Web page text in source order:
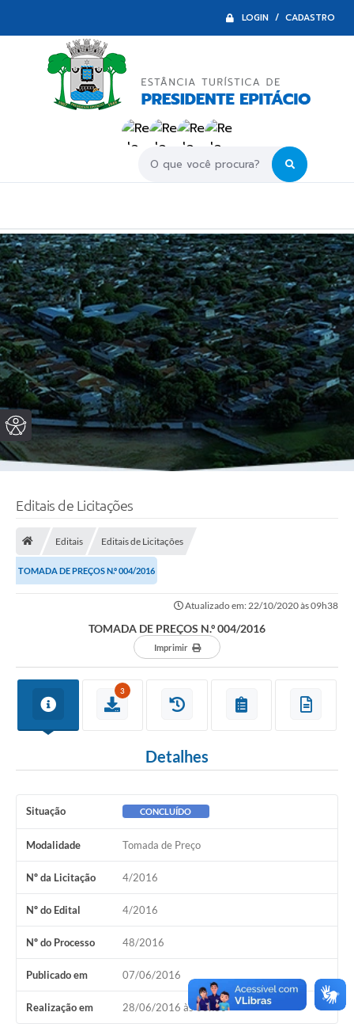
LOGIN / CADASTRO
Editais de Licitações
Editais Editais de Licitações
TOMADA DE PREÇOS N.º 004/2016
Atualizado em: 22/10/2020 às 09h38
TOMADA DE PREÇOS N.º 004/2016
Imprimir
3
Detalhes
Situação CONCLUÍDO
Modalidade Tomada de Preço
Nº da Licitação 4/2016
Nº do Edital 4/2016
Nº do Processo 48/2016
Publicado em 07/06/2016
Realização em 28/06/2016 às 08h30